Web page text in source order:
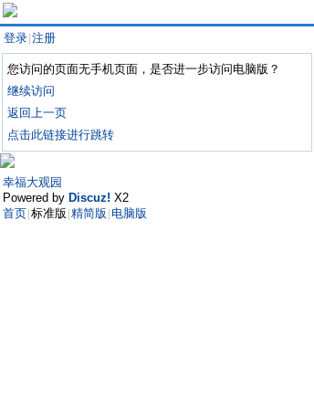
登录 注册
您访问的页面无手机页面，是否进一步访问电脑版？
继续访问
返回上一页
点击此链接进行跳转
幸福大观园
Powered by Discuz! X2
首页 标准版 精简版 电脑版